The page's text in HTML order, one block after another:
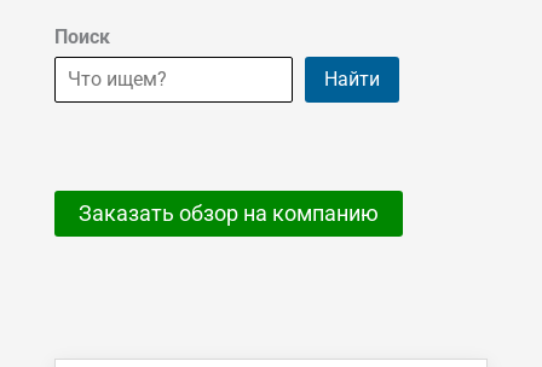
Поиск
Найти
Заказать обзор на компанию